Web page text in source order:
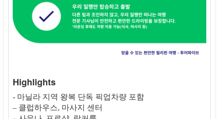
Highlights
- 마닐라 지역 왕복 단독 픽업차량 포함
– 클럽하우스, 마사지 센터